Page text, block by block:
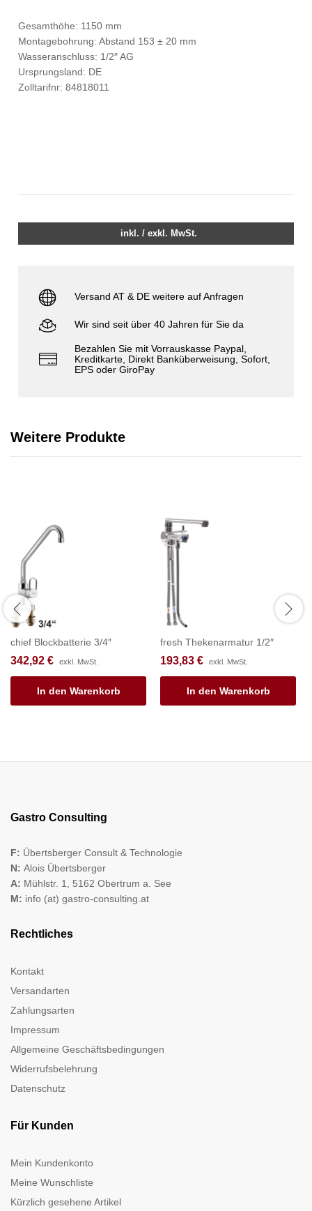
Gesamthöhe: 1150 mm
Montagebohrung: Abstand 153 ± 20 mm
Wasseranschluss: 1/2″ AG
Ursprungsland: DE
Zolltarifnr: 84818011
inkl. / exkl. MwSt.
Versand AT & DE weitere auf Anfragen
Wir sind seit über 40 Jahren für Sie da
Bezahlen Sie mit Vorrauskasse Paypal,
Kreditkarte, Direkt Banküberweisung, Sofort,
EPS oder GiroPay
Weitere Produkte
chief Blockbatterie 3/4″
342,92 € exkl. MwSt.
In den Warenkorb
fresh Thekenarmatur 1/2″
193,83 € exkl. MwSt.
In den Warenkorb
Gastro Consulting
F: Übertsberger Consult & Technologie
N: Alois Übertsberger
A: Mühlstr. 1, 5162 Obertrum a. See
M: info (at) gastro-consulting.at
Rechtliches
Kontakt
Versandarten
Zahlungsarten
Impressum
Allgemeine Geschäftsbedingungen
Widerrufsbelehrung
Datenschutz
Für Kunden
Mein Kundenkonto
Meine Wunschliste
Kürzlich gesehene Artikel